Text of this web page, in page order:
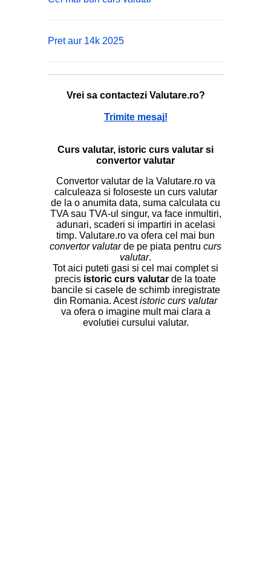
Pret aur 14k 2025
Vrei sa contactezi Valutare.ro?
Trimite mesaj!
Curs valutar, istoric curs valutar si
convertor valutar
Convertor valutar de la Valutare.ro va
calculeaza si foloseste un curs valutar
de la o anumita data, suma calculata cu
TVA sau TVA-ul singur, va face inmultiri,
adunari, scaderi si impartiri in acelasi
timp. Valutare.ro va ofera cel mai bun
convertor valutarde pe piata pentru curs
valutar.
Tot aici puteti gasi si cel mai complet si
precis istoric curs valutar de la toate
bancile si casele de schimb inregistrate
din Romania. Acestistoric curs valutar
va ofera o imagine mult mai clara a
evolutiei cursului valutar.